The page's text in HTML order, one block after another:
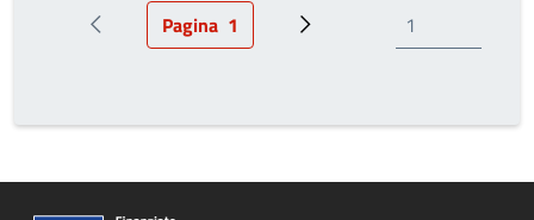
Pagina precedentePagina attuale
Pagina 1 Prossima pagina